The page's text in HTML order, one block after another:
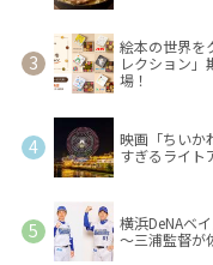
絵本の世界を
レクション
場！
映画「ちいか
すぎるライト
横浜DeNAベ
～三浦監督が